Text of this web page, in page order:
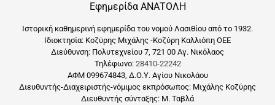
Εφημερίδα ΑΝΑΤΟΛΗ
Ιστορική καθημερινή εφημερίδα του νομού Λασιθίου από το 1932.
Ιδιοκτησία: Κοζύρης Μιχάλης -Κοζύρη Καλλιόπη ΟΕΕ
Διεύθυνση: Πολυτεχνείου 7, 721 00 Αγ. Νικόλαος
Τηλέφωνο: 28410-22242
ΑΦΜ 099674843, Δ.Ο.Υ. Αγίου Νικολάου
Διευθυντής-Διαχειριστής-νόμιμος εκπρόσωπος: Μιχάλης Κοζύρης
Διευθυντής σύνταξης: Μ. Ταβλά